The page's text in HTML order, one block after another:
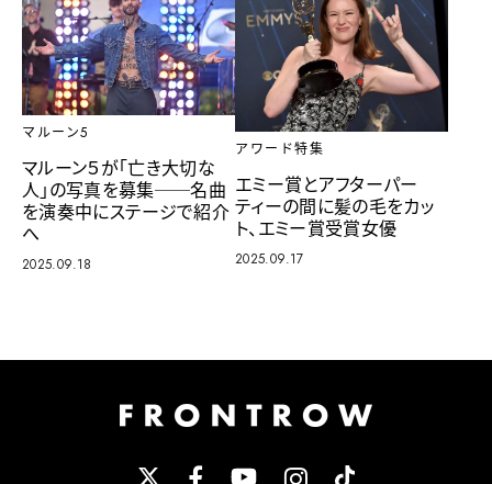
マルーン5
マルーン５が「亡き大切な
人」の写真を募集──名曲
を演奏中にステージで紹介
へ
2025.09.18
アワード特集
エミー賞とアフターパー
ティーの間に髪の毛をカッ
ト、エミー賞受賞女優
2025.09.17